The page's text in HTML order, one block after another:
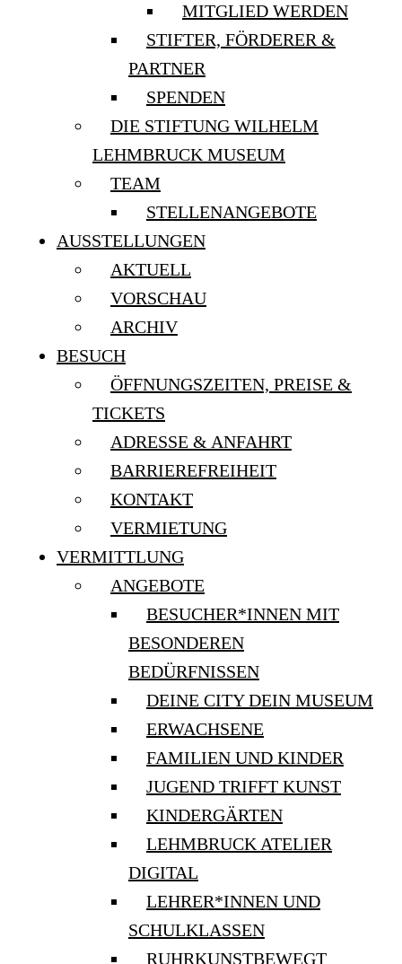
MITGLIED WERDEN
STIFTER, FÖRDERER &
PARTNER
SPENDEN
DIE STIFTUNG WILHELM
LEHMBRUCK MUSEUM
TEAM
STELLENANGEBOTE
AUSSTELLUNGEN
AKTUELL
VORSCHAU
ARCHIV
BESUCH
ÖFFNUNGSZEITEN, PREISE &
TICKETS
ADRESSE & ANFAHRT
BARRIEREFREIHEIT
KONTAKT
VERMIETUNG
VERMITTLUNG
ANGEBOTE
BESUCHER*INNEN MIT
BESONDEREN
BEDÜRFNISSEN
DEINE CITY DEIN MUSEUM
ERWACHSENE
FAMILIEN UND KINDER
JUGEND TRIFFT KUNST
KINDERGÄRTEN
LEHMBRUCK ATELIER
DIGITAL
LEHRER*INNEN UND
SCHULKLASSEN
RUHRKUNSTBEWEGT